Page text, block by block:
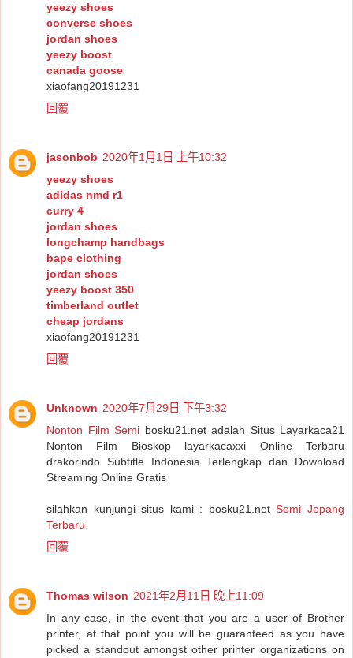
yeezy shoes
converse shoes
jordan shoes
yeezy boost
canada goose
xiaofang20191231
回覆
jasonbob 2020年1月1日 上午10:32
yeezy shoes
adidas nmd r1
curry 4
jordan shoes
longchamp handbags
bape clothing
jordan shoes
yeezy boost 350
timberland outlet
cheap jordans
xiaofang20191231
回覆
Unknown 2020年7月29日 下午3:32
Nonton Film Semi bosku21.net adalah Situs Layarkaca21
Nonton Film Bioskop layarkacaxxi Online Terbaru
drakorindo Subtitle Indonesia Terlengkap dan Download
Streaming Online Gratis
silahkan kunjungi situs kami : bosku21.netSemi Jepang
Terbaru
回覆
Thomas wilson 2021年2月11日 晚上11:09
In any case, in the event that you are a user of Brother
printer, at that point you will be guaranteed as you have
picked a standout amongst other printer organizations on